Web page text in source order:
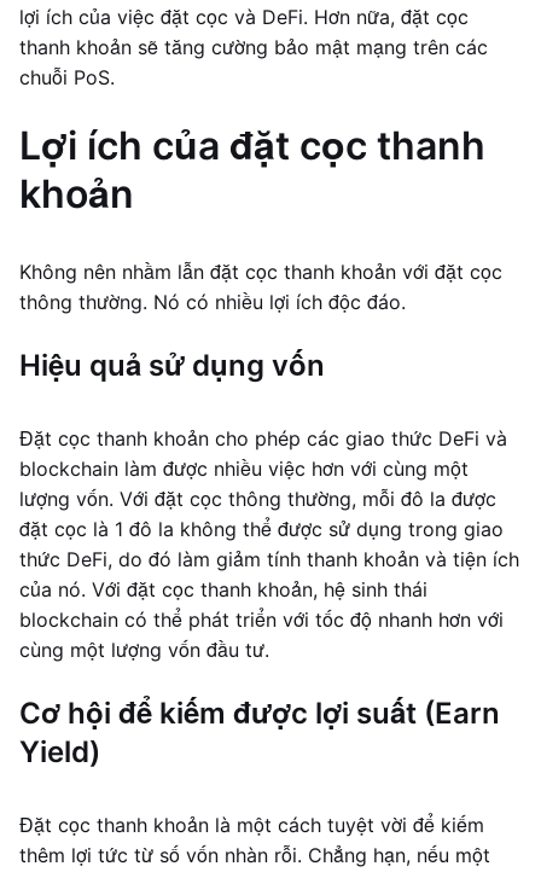
lợi ích của việc đặt cọc và DeFi. Hơn nữa, đặt cọc
thanh khoản sẽ tăng cường bảo mật mạng trên các
chuỗi PoS.
Lợi ích của đặt cọc thanh
khoản
Không nên nhầm lẫn đặt cọc thanh khoản với đặt cọc
thông thường. Nó có nhiều lợi ích độc đáo.
Hiệu quả sử dụng vốn
Đặt cọc thanh khoản cho phép các giao thức DeFi và
blockchain làm được nhiều việc hơn với cùng một
lượng vốn. Với đặt cọc thông thường, mỗi đô la được
đặt cọc là 1 đô la không thể được sử dụng trong giao
thức DeFi, do đó làm giảm tính thanh khoản và tiện ích
của nó. Với đặt cọc thanh khoản, hệ sinh thái
blockchain có thể phát triển với tốc độ nhanh hơn với
cùng một lượng vốn đầu tư.
Cơ hội để kiếm được lợi suất (Earn
Yield)
Đặt cọc thanh khoản là một cách tuyệt vời để kiếm
thêm lợi tức từ số vốn nhàn rỗi. Chẳng hạn, nếu một